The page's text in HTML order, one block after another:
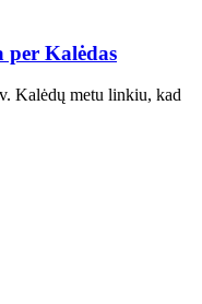
per Kalėdas
Kalėdų metu linkiu, kad